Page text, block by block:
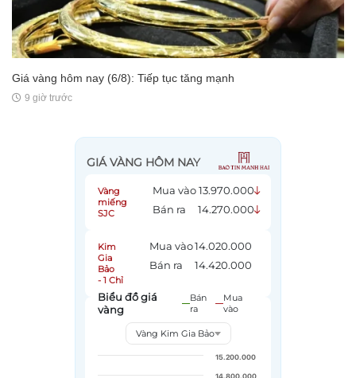
Giá vàng hôm nay (6/8): Tiếp tục tăng mạnh
9 giờ trước